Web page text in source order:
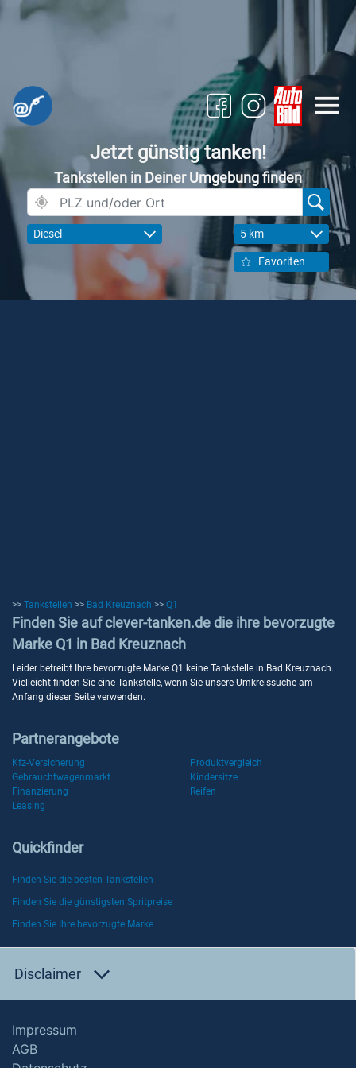
Jetzt günstig tanken!
Tankstellen in Deiner Umgebung finden
Diesel 5 km
Favoriten
>> Tankstellen >> Bad Kreuznach >> Q1
Finden Sie auf clever-tanken.de die ihre bevorzugte
Marke Q1 in Bad Kreuznach
Leider betreibt Ihre bevorzugte Marke Q1 keine Tankstelle in Bad Kreuznach.
Vielleicht finden Sie eine Tankstelle, wenn Sie unsere Umkreissuche am
Anfang dieser Seite verwenden.
Partnerangebote
Kfz-Versicherung
Produktvergleich
Gebrauchtwagenmarkt
Kindersitze
Finanzierung
Reifen
Leasing
Quickfinder
Finden Sie die besten Tankstellen
Finden Sie die günstigsten Spritpreise
Finden Sie Ihre bevorzugte Marke
Disclaimer
Impressum
AGB